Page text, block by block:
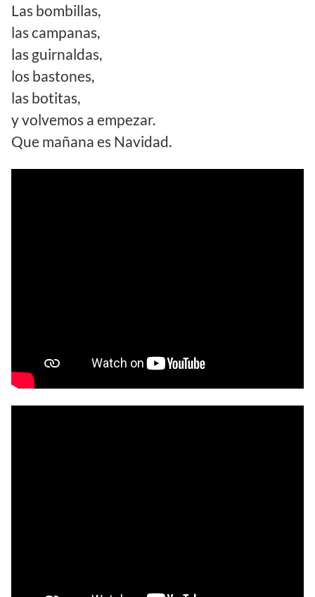
Las bombillas,
las campanas,
las guirnaldas,
los bastones,
las botitas,
y volvemos a empezar.
Que mañana es Navidad.